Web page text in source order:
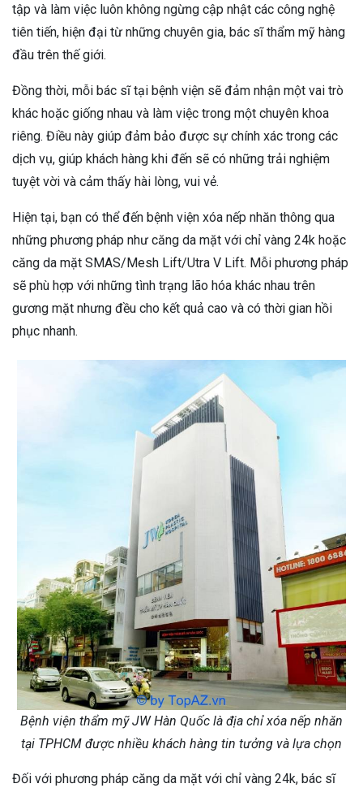
tập và làm việc luôn không ngừng cập nhật các công nghệ
tiên tiến, hiện đại từ những chuyên gia, bác sĩ thẩm mỹ hàng
đầu trên thế giới.
Đồng thời, mỗi bác sĩ tại bệnh viện sẽ đảm nhận một vai trò
khác hoặc giống nhau và làm việc trong một chuyên khoa
riêng. Điều này giúp đảm bảo được sự chính xác trong các
dịch vụ, giúp khách hàng khi đến sẽ có những trải nghiệm
tuyệt vời và cảm thấy hài lòng, vui vẻ.
Hiện tại, bạn có thể đến bệnh viện xóa nếp nhăn thông qua
những phương pháp như căng da mặt với chỉ vàng 24k hoặc
căng da mặt SMAS/Mesh Lift/Utra V Lift. Mỗi phương pháp
sẽ phù hợp với những tình trạng lão hóa khác nhau trên
gương mặt nhưng đều cho kết quả cao và có thời gian hồi
phục nhanh.
Bệnh viện thẩm mỹ JW Hàn Quốc là địa chỉ xóa nếp nhăn
tại TPHCM được nhiều khách hàng tin tưởng và lựa chọn
Đối với phương pháp căng da mặt với chỉ vàng 24k, bác sĩ